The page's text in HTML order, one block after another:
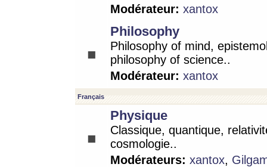
Modérateur: xantox
Philosophy
Philosophy of mind,
philosophy of science..
Modérateur: xantox
Français
Physique
Classique, quantique,
cosmologie..
Modérateurs: xantox,